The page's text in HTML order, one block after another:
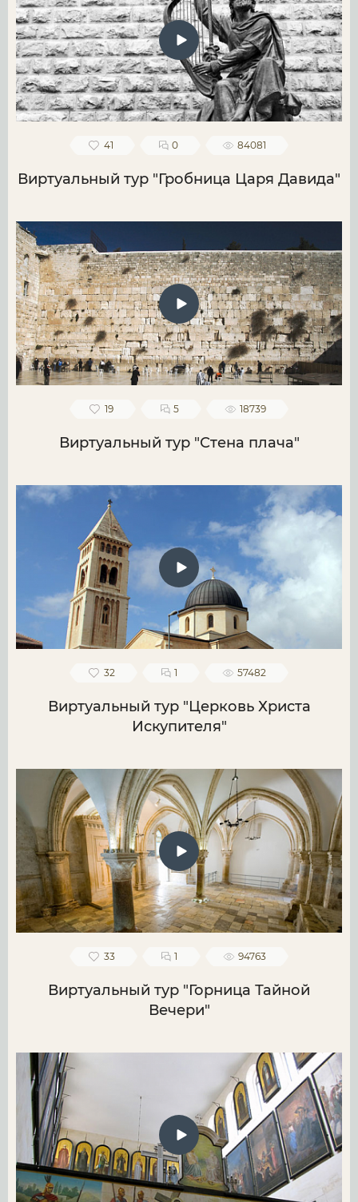
41 0 84081
Виртуальный тур "Гробница Царя Давида"
19 5 18739
Виртуальный тур "Стена плача"
32 1 57482
Виртуальный тур "Церковь Христа
Искупителя"
33 1 94763
Виртуальный тур "Горница Тайной
Вечери"